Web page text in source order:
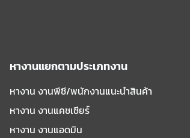
หางานแยกตามประเภทงาน
หางาน งานพีซี/พนักงานแนะนําสินค้า
หางาน งานแคชเชียร์
หางาน งานแอดมิน